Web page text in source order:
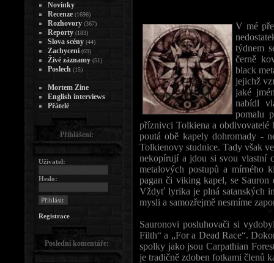
V mé
týdnem
černě
black
jejichž
jaké
nabídl
pomalu
příznivci Tolkiena a obdivovatelé
poutá obě kapely dohromady -
Tolkienovy studnice. Tady však
nekopírují a jdou si svou vlastní
metalových postupů a mírného
pagan či viking kapel, se Sauron
Vždyť lyrika je plná satanských
mysli a samozřejmě nesmíme
Sauronovi posluhovači si
Filth“ a „For a Dead Race“.
spolky jako jsou Carpathian
je tradičně zdoben fotkami členů
Novinky
Recenze (1696)
Rozhovory (367)
Reporty (183)
Slova scény (44)
Zachycení (69)
Živé záznamy (51)
Poslech (15)
Mortem Zine
English interviews
Přátelé
Přihlášení:
Uživatel:
Heslo:
Registrace
Poslední komentáře: